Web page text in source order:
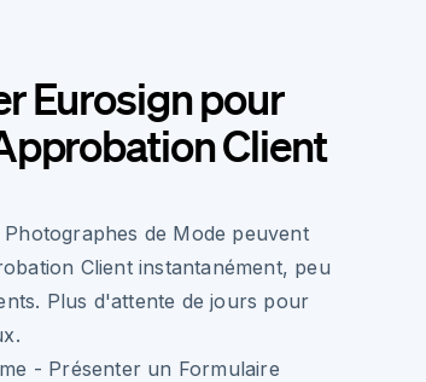
Eurosign pour
Client
de Mode peuvent
Client instantanément, peu
Plus d'attente de jours pour
- Présenter un Formulaire